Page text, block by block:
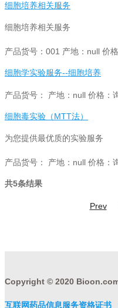
细胞培养相关服务
细胞培养相关服务
产品货号：001 产地：null 价
细胞学实验服务--细胞培养
产品货号： 产地：null 价格：
细胞毒实验（MTT法）
为您提供最优质的实验服务
产品货号： 产地：null 价格：
共5条结果
Prev
Copyright © 2020
互联网药品信息服务资格证书